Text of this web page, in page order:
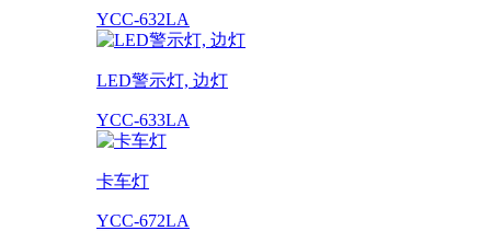
YCC-632LA
LED警示灯, 边灯
YCC-633LA
卡车灯
YCC-672LA